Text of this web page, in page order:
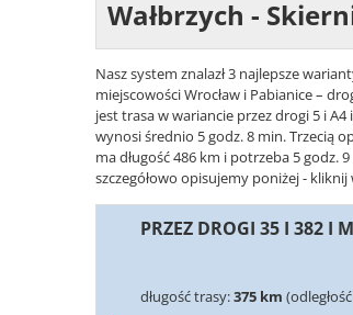
Wałbrzych -
Nasz system znalazł 3 najlepsze
miejscowości Wrocław i Pabianice –
jest trasa w wariancie przez drogi 5 i A4
wynosi średnio 5 godz. 8 min. Trzecią
ma długość 486 km i potrzeba 5 godz.
szczegółowo opisujemy poniżej -
PRZEZ DROGI 35 I 382 I
długość trasy:375 km